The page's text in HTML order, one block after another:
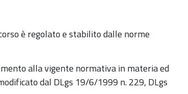
è regolato e stabilito dalle norme
alla vigente normativa in materia ed
dal DLgs 19/6/1999 n. 229, DLgs